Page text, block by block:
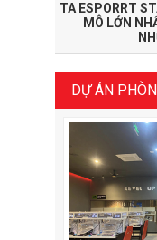
TA ESPORRT
MÔ LỚN
DỰ ÁN